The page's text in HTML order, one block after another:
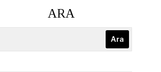
ARA
Ara